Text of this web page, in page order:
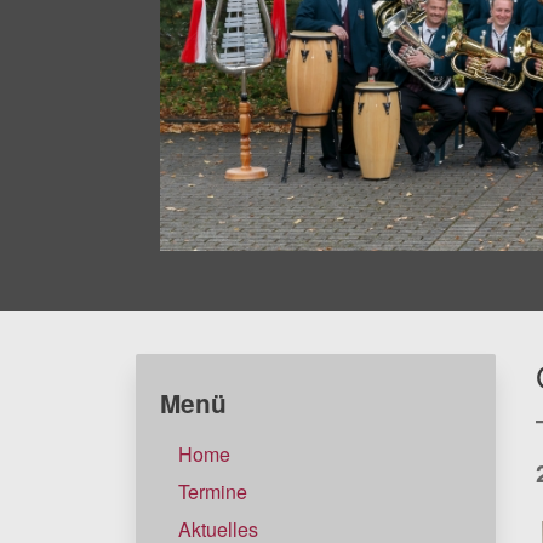
Menü
Home
Termine
Aktuelles